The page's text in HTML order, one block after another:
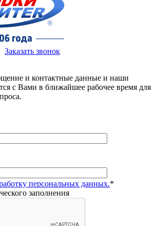
Заказать звонок
и контактные данные и наши
с Вами в ближайшее рабочее время для
персональных данных.*
заполнения